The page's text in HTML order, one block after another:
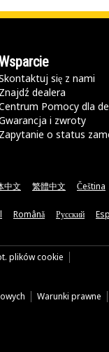
się z nami
Znajdź dealera
Pomocy dla
i zwroty
Zapytanie o status
中文 繁體中文 Čeština
Română Русский
plików cookie
Warunki prawne